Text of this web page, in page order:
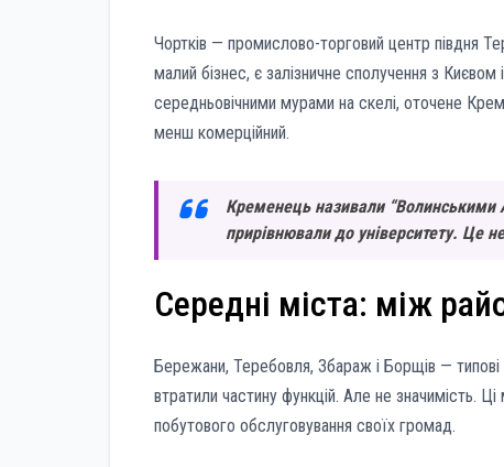
Чортків — промислово-торговий центр півдня
малий бізнес, є залізничне сполучення з
середньовічними мурами на скелі, оточене
менш комерційний.
Кременець називали “Волинськими
прирівнювали до університету. Це
Середні міста: між
Бережани, Теребовля, Збараж і Борщів — типові
втратили частину функцій. Але не значимість.
побутового обслуговування своїх громад.